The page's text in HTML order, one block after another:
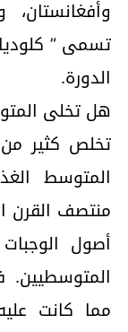
وأفغانستان،
تسمى ” كلوديا
الدورة.
هل تخلى
تخلص كثير
المتوسط
منتصف القرن
أصول
المتوسطيين.
مما كانت